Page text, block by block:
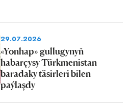
29.07.2026
«Yonhap» gullugynyň
habarçysy Türkmenistan
baradaky täsirleri bilen
paýlaşdy